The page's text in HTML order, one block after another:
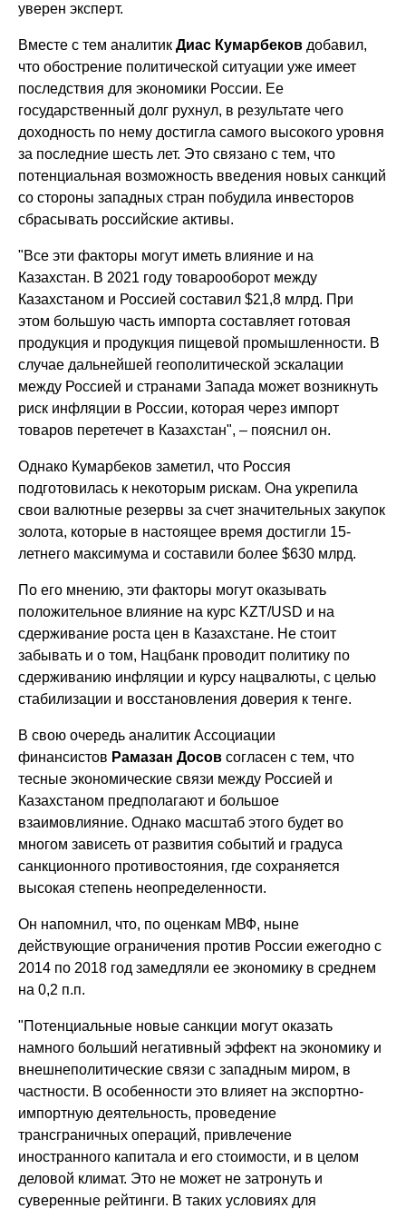
уверен эксперт.
Вместе с тем аналитик Диас Кумарбеков добавил,
что обострение политической ситуации уже имеет
последствия для экономики России. Ее
государственный долг рухнул, в результате чего
доходность по нему достигла самого высокого уровня
за последние шесть лет. Это связано с тем, что
потенциальная возможность введения новых санкций
со стороны западных стран побудила инвесторов
сбрасывать российские активы.
"Все эти факторы могут иметь влияние и на
Казахстан. В 2021 году товарооборот между
Казахстаном и Россией составил $21,8 млрд. При
этом большую часть импорта составляет готовая
продукция и продукция пищевой промышленности. В
случае дальнейшей геополитической эскалации
между Россией и странами Запада может возникнуть
риск инфляции в России, которая через импорт
товаров перетечет в Казахстан", – пояснил он.
Однако Кумарбеков заметил, что Россия
подготовилась к некоторым рискам. Она укрепила
свои валютные резервы за счет значительных закупок
золота, которые в настоящее время достигли 15-
летнего максимума и составили более $630 млрд.
По его мнению, эти факторы могут оказывать
положительное влияние на курс KZT/USD и на
сдерживание роста цен в Казахстане. Не стоит
забывать и о том, Нацбанк проводит политику по
сдерживанию инфляции и курсу нацвалюты, с целью
стабилизации и восстановления доверия к тенге.
В свою очередь аналитик Ассоциации
финансистов Рамазан Досовсогласен с тем, что
тесные экономические связи между Россией и
Казахстаном предполагают и большое
взаимовлияние. Однако масштаб этого будет во
многом зависеть от развития событий и градуса
санкционного противостояния, где сохраняется
высокая степень неопределенности.
Он напомнил, что, по оценкам МВФ, ныне
действующие ограничения против России ежегодно с
2014 по 2018 год замедляли ее экономику в среднем
на 0,2 п.п.
"Потенциальные новые санкции могут оказать
намного больший негативный эффект на экономику и
внешнеполитические связи с западным миром, в
частности. В особенности это влияет на экспортно-
импортную деятельность, проведение
трансграничных операций, привлечение
иностранного капитала и его стоимости, и в целом
деловой климат. Это не может не затронуть и
суверенные рейтинги. В таких условиях для